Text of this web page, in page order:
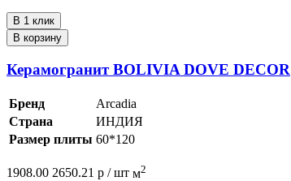
В 1 клик
В корзину
Керамогранит BOLIVIA DOVE DECOR
Бренд
Arcadia
Страна
ИНДИЯ
Размер плиты 60*120
1908.00 2650.21 р / шт м2